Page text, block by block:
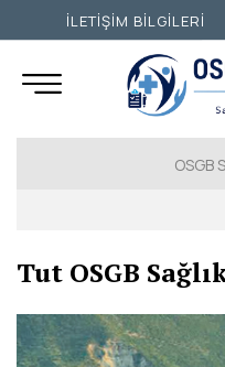
OSGB
İSTANBUL ANADOLU
ANKARA
Tut OSGB
İLETİŞİM BİLGİLERİ